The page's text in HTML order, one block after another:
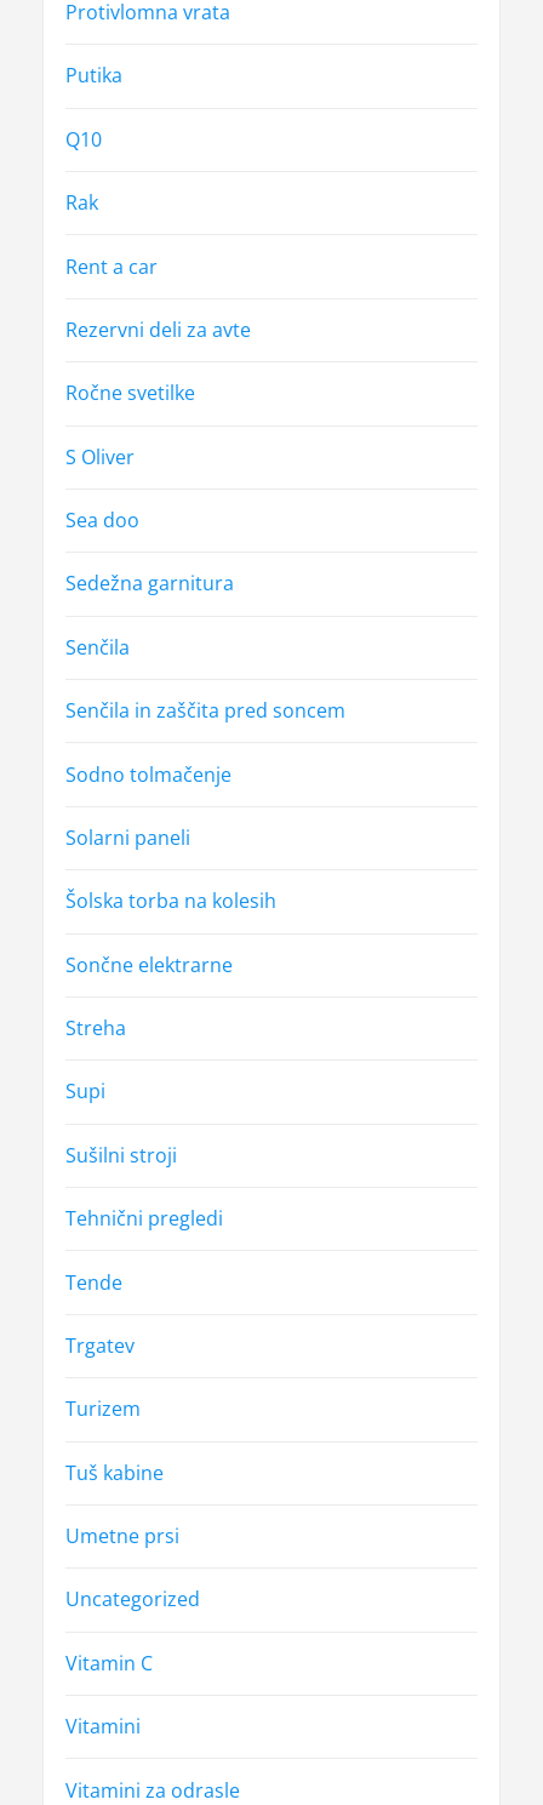
Protivlomna vrata
Putika
Q10
Rak
Rent a car
Rezervni deli za avte
Ročne svetilke
S Oliver
Sea doo
Sedežna garnitura
Senčila
Senčila in zaščita pred soncem
Sodno tolmačenje
Solarni paneli
Šolska torba na kolesih
Sončne elektrarne
Streha
Supi
Sušilni stroji
Tehnični pregledi
Tende
Trgatev
Turizem
Tuš kabine
Umetne prsi
Uncategorized
Vitamin C
Vitamini
Vitamini za odrasle